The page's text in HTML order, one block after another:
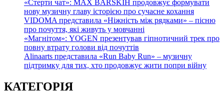
«Стерти чат»: MAX BARSKIH продовжує формувати
нову музичну главу історією про сучасне кохання
VIDOMA представила «Ніжність між рядками» – пісню
про почуття, які живуть у мовчанні
«Магнітом»: YOGEN презентував гіпнотичний трек про
повну втрату голови від почуттів
Alinaarts представила «Run Baby Run» – музичну
підтримку для тих, хто продовжує жити попри війну
КАТЕГОРІЯ